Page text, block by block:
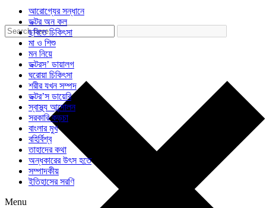
আরোগ্যের সন্ধানে
ডক্টর অন কল
ছবিতে চিকিৎসা
মা ও শিশু
মন নিয়ে
ডক্টরস’ ডায়ালগ
ঘরোয়া চিকিৎসা
শরীর যখন সম্পদ
ডক্টর’স ডায়েরি
স্বাস্থ্য আন্দোলন
সরকারি কড়চা
বাংলার মুখ
বহির্বিশ্ব
তাহাদের কথা
অন্ধকারের উৎস হতে
সম্পাদকীয়
ইতিহাসের সরণি
Menu